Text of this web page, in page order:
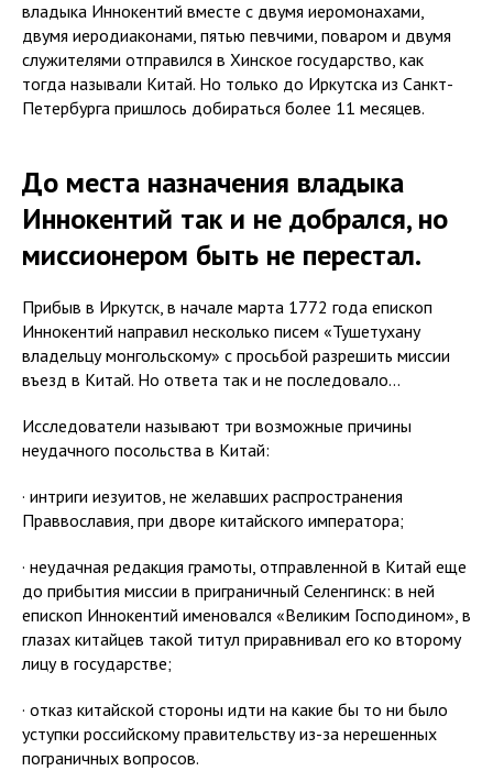
владыка Иннокентий вместе с двумя иеромонахами,
двумя иеродиаконами, пятью певчими, поваром и двумя
служителями отправился в Хинское государство, как
тогда называли Китай. Но только до Иркутска из Санкт-
Петербурга пришлось добираться более 11 месяцев.
До места назначения владыка
Иннокентий так и не добрался, но
миссионером быть не перестал.
Прибыв в Иркутск, в начале марта 1772 года епископ
Иннокентий направил несколько писем «Тушетухану
владельцу монгольскому» с просьбой разрешить миссии
въезд в Китай. Но ответа так и не последовало…
Исследователи называют три возможные причины
неудачного посольства в Китай:
· интриги иезуитов, не желавших распространения
Праввославия, при дворе китайского императора;
· неудачная редакция грамоты, отправленной в Китай еще
до прибытия миссии в приграничный Селенгинск: в ней
епископ Иннокентий именовался «Великим Господином», в
глазах китайцев такой титул приравнивал его ко второму
лицу в государстве;
· отказ китайской стороны идти на какие бы то ни было
уступки российскому правительству из-за нерешенных
пограничных вопросов.